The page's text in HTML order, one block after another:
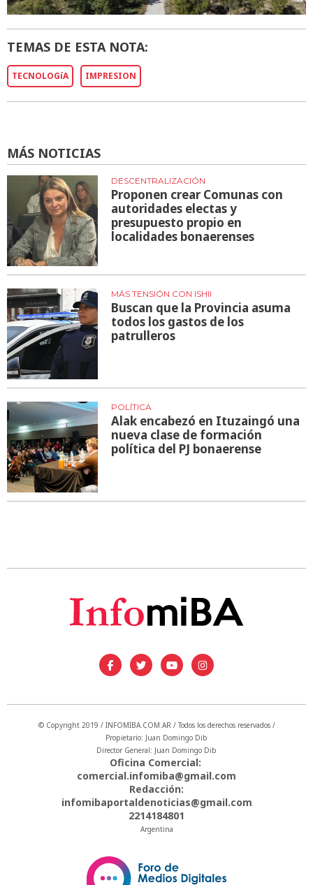
TEMAS DE ESTA NOTA:
TECNOLOGíA IMPRESION
MÁS NOTICIAS
DESCENTRALIZACIÓN
Proponen crear Comunas con
autoridades electas y
presupuesto propio en
localidades bonaerenses
MÁS TENSIÓN CON ISHII
Buscan que la Provincia asuma
todos los gastos de los
patrulleros
POLÍTICA
Alak encabezó en Ituzaingó una
nueva clase de formación
política del PJ bonaerense
© Copyright 2019 / INFOMIBA.COM.AR / Todos los derechos reservados /
Propietario: Juan Domingo Dib
Director General: Juan Domingo Dib
Oficina Comercial:
comercial.infomiba@gmail.com
Redacción:
infomibaportaldenoticias@gmail.com
2214184801
Argentina